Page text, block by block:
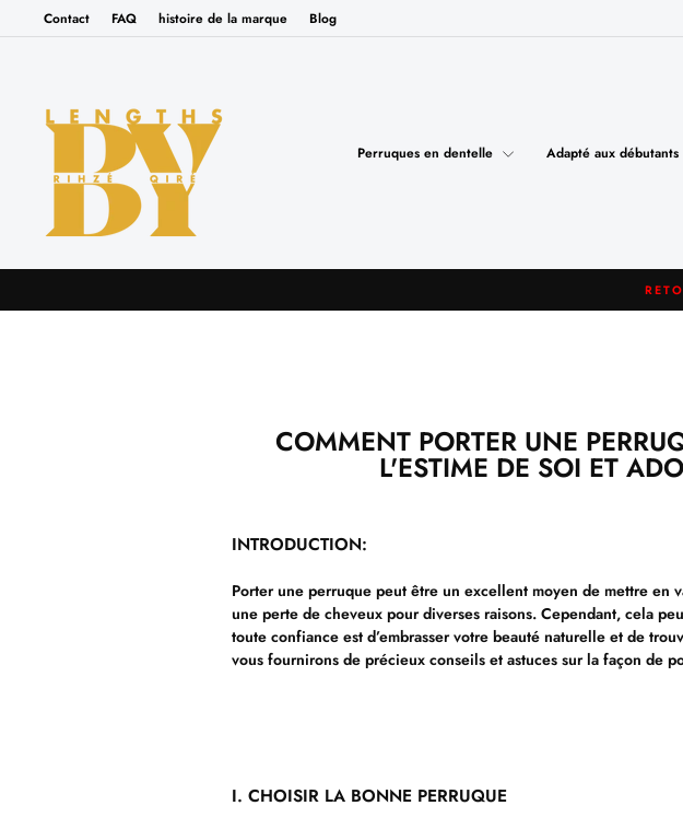
au
Contact FAQ histoire de la marque Blog
Perruques en dentelle Adapté aux débutants
COMMENT PORTER UNE
L'ESTIME DE SOI ET
INTRODUCTION:
Porter une perruque peut être un excellent moyen de mettre
une perte de cheveux pour diverses raisons. Cependant, cela
toute confiance est d’embrasser votre beauté naturelle et de
vous fournirons de précieux conseils et astuces sur la façon de
I. CHOISIR LA BONNE PERRUQUE